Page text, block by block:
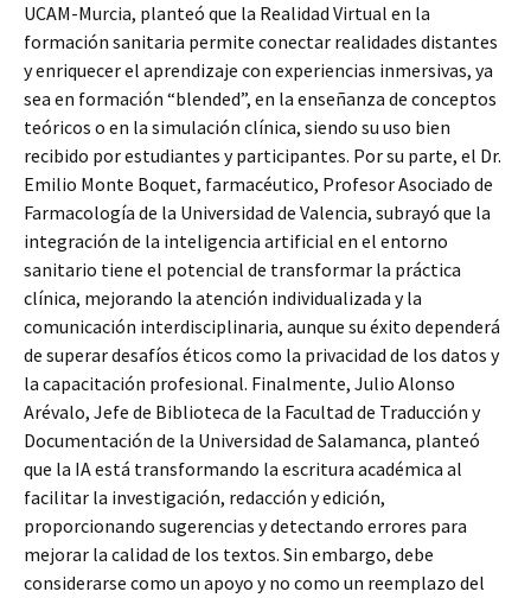
UCAM-Murcia, planteó que la Realidad Virtual en la
formación sanitaria permite conectar realidades distantes
y enriquecer el aprendizaje con experiencias inmersivas, ya
sea en formación “blended”, en la enseñanza de conceptos
teóricos o en la simulación clínica, siendo su uso bien
recibido por estudiantes y participantes. Por su parte, el Dr.
Emilio Monte Boquet, farmacéutico, Profesor Asociado de
Farmacología de la Universidad de Valencia, subrayó que la
integración de la inteligencia artificial en el entorno
sanitario tiene el potencial de transformar la práctica
clínica, mejorando la atención individualizada y la
comunicación interdisciplinaria, aunque su éxito dependerá
de superar desafíos éticos como la privacidad de los datos y
la capacitación profesional. Finalmente, Julio Alonso
Arévalo, Jefe de Biblioteca de la Facultad de Traducción y
Documentación de la Universidad de Salamanca, planteó
que la IA está transformando la escritura académica al
facilitar la investigación, redacción y edición,
proporcionando sugerencias y detectando errores para
mejorar la calidad de los textos. Sin embargo, debe
considerarse como un apoyo y no como un reemplazo del